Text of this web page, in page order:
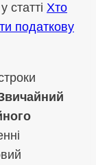
статті Хто
податкову